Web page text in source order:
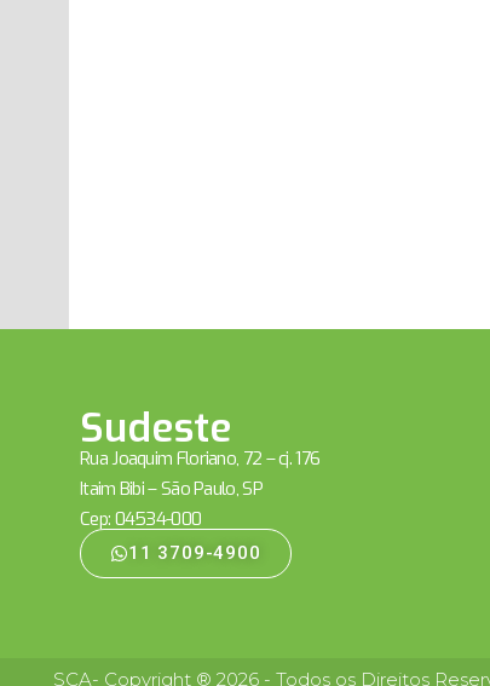
Sudeste
Rua Joaquim Floriano, 72 – cj. 176
Itaim Bibi – São Paulo, SP
Cep: 04534-000
11 3709-4900
SCA- Copyright ® 2026 - Todos os Direitos